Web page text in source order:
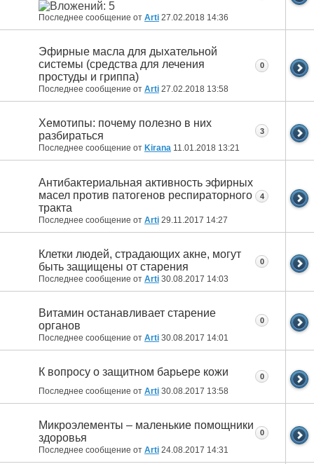
Последнее сообщение от Arti 27.02.2018 14:36
Эфирные масла для дыхательной
системы (средства для лечения
простуды и гриппа)
Последнее сообщение от Arti 27.02.2018 13:58
0
Хемотипы: почему полезно в них
разбираться
Последнее сообщение от Kirana 11.01.2018 13:21
3
Антибактериальная активность эфирных
масел против патогенов респираторного
тракта
Последнее сообщение от Arti 29.11.2017 14:27
4
Клетки людей, страдающих акне, могут
быть защищены от старения
Последнее сообщение от Arti 30.08.2017 14:03
0
Витамин останавливает старение
органов
Последнее сообщение от Arti 30.08.2017 14:01
0
К вопросу о защитном барьере кожи
Последнее сообщение от Arti 30.08.2017 13:58
0
Микроэлементы – маленькие помощники
здоровья
Последнее сообщение от Arti 24.08.2017 14:31
0